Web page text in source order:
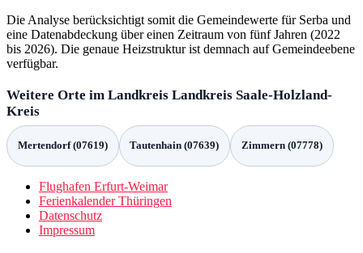
Die Analyse berücksichtigt somit die Gemeindewerte für Serba und
eine Datenabdeckung über einen Zeitraum von fünf Jahren (2022
bis 2026). Die genaue Heizstruktur ist demnach auf Gemeindeebene
verfügbar.
Weitere Orte im Landkreis Landkreis Saale-Holzland-
Kreis
Mertendorf (07619) Tautenhain (07639) Zimmern (07778)
Flughafen Erfurt-Weimar
Ferienkalender Thüringen
Datenschutz
Impressum